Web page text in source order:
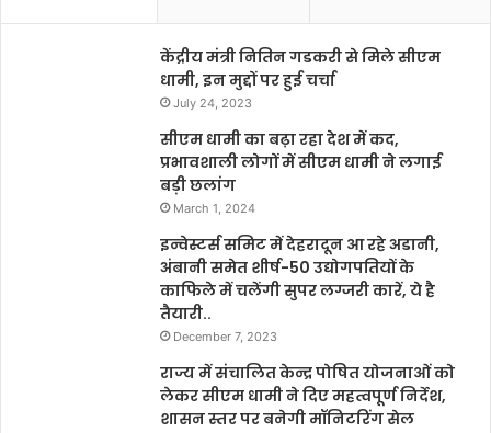
केंद्रीय मंत्री नितिन गडकरी से मिले सीएम
धामी, इन मुद्दों पर हुई चर्चा
July 24, 2023
सीएम धामी का बढ़ा रहा देश में कद,
प्रभावशाली लोगों में सीएम धामी ने लगाई
बड़ी छलांग
March 1, 2024
इन्वेस्टर्स समिट में देहरादून आ रहे अडानी,
अंबानी समेत शीर्ष-50 उद्योगपतियों के
काफिले में चलेंगी सुपर लग्जरी कारें, ये है
तैयारी..
December 7, 2023
राज्य में संचालित केन्द्र पोषित योजनाओं को
लेकर सीएम धामी ने दिए महत्वपूर्ण निर्देश,
शासन स्तर पर बनेगी मॉनिटरिंग सेल